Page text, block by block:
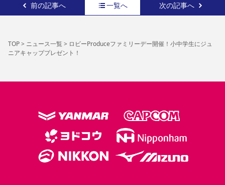
前の記事へ 一覧へ 次の記事へ
TOP> ニュース一覧> ロビーProduceファミリーデー開催！小中学生にジュ
ニアキャッププレゼント！